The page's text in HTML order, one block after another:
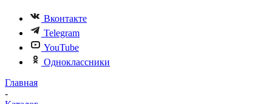
Вконтакте
Telegram
YouTube
Одноклассники
Главная
-